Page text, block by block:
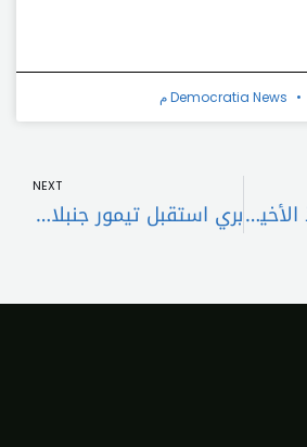
Democratia News
جنبلاط: انه “الملاذ الأخير” لوقف الإبادة الجماعية
NEXT
بري استقبل تيمور جنبلاط ووفد اشتراكي.. شهيّب بعد اللقاء: الحوار هو الكفيل بإنتاج رئيس للجمهورية